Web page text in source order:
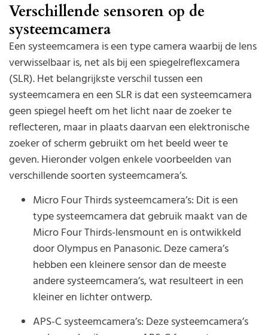
Verschillende sensoren op de
systeemcamera
Een systeemcamera is een type camera waarbij de lens
verwisselbaar is, net als bij een spiegelreflexcamera
(SLR). Het belangrijkste verschil tussen een
systeemcamera en een SLR is dat een systeemcamera
geen spiegel heeft om het licht naar de zoeker te
reflecteren, maar in plaats daarvan een elektronische
zoeker of scherm gebruikt om het beeld weer te
geven. Hieronder volgen enkele voorbeelden van
verschillende soorten systeemcamera’s.
Micro Four Thirds systeemcamera’s: Dit is een
type systeemcamera dat gebruik maakt van de
Micro Four Thirds-lensmount en is ontwikkeld
door Olympus en Panasonic. Deze camera’s
hebben een kleinere sensor dan de meeste
andere systeemcamera’s, wat resulteert in een
kleiner en lichter ontwerp.
APS-C systeemcamera’s: Deze systeemcamera’s